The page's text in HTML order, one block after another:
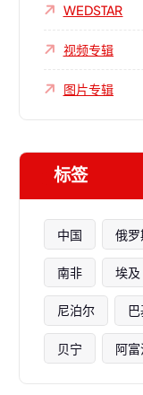
WEDSTAR
视频专辑
图片专辑
标签
中国 俄罗
南非 埃及
尼泊尔
贝宁 阿